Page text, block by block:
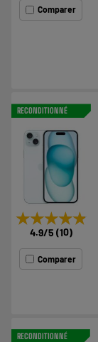
Comparer
RECONDITIONNÉ
★★★★★
★★★★★
4.9/5 (10)
Comparer
RECONDITIONNÉ